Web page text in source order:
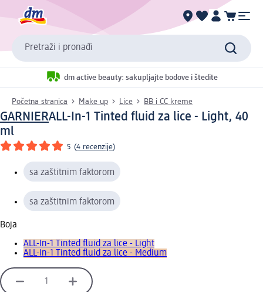
Pretraži i pronađi
dm active beauty: sakupljajte bodove i štedite
Početna stranica Make up Lice BB i CC kreme
GARNIERALL-In-1 Tinted fluid za lice - Light, 40
ml
5 (4 recenzije)
sa zaštitnim faktorom
sa zaštitnim faktorom
Boja
ALL-In-1 Tinted fluid za lice - Light
ALL-In-1 Tinted fluid za lice - Medium